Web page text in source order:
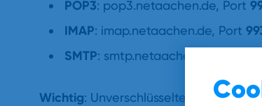
POP3: pop3.netaachen.de, Port
IMAP: imap.netaachen.de, Port
SMTP: smtp.netaachen.de, Port
Wichtig: Unverschlüsselter Zugriff